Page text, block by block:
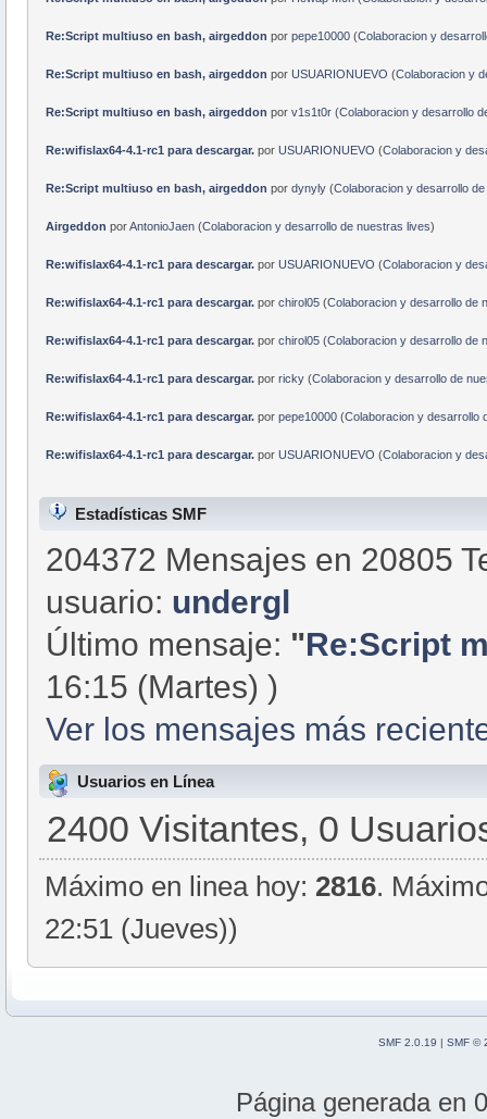
Re:Script multiuso en bash, airgeddon por pepe10000(Colaboracion y
Re:Script multiuso en bash, airgeddon por USUARIONUEVO (Colaboracion y
Re:Script multiuso en bash, airgeddon por v1s1t0r(Colaboracion y desarrollo
Re:wifislax64-4.1-rc1 para descargar.por USUARIONUEVO (Colaboracion y
Re:Script multiuso en bash, airgeddon por dynyly(Colaboracion y desarrollo
Airgeddon porAntonioJaen(Colaboracion y desarrollo de nuestras lives)
Re:wifislax64-4.1-rc1 para descargar.por USUARIONUEVO (Colaboracion y
Re:wifislax64-4.1-rc1 para descargar.por chirol05(Colaboracion y desarrollo de
Re:wifislax64-4.1-rc1 para descargar.por chirol05(Colaboracion y desarrollo de
Re:wifislax64-4.1-rc1 para descargar.por ricky(Colaboracion y desarrollo de
Re:wifislax64-4.1-rc1 para descargar.por pepe10000(Colaboracion y desarrollo
Re:wifislax64-4.1-rc1 para descargar.por USUARIONUEVO (Colaboracion y
Estadísticas SMF
204372 Mensajes en 20805
usuario: undergl
Último mensaje: "Re:Script
16:15 (Martes) )
Ver los mensajes más
Usuarios en Línea
2400 Visitantes, 0
Máximo en linea hoy: 2816.
22:51 (Jueves))
SMF 2.0.19 | SMF ©
Página generada en